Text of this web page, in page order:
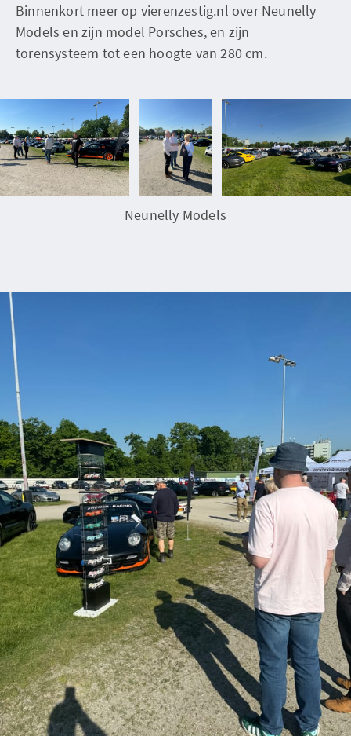
Binnenkort meer op vierenzestig.nl over Neunelly
Models en zijn model Porsches, en zijn
torensysteem tot een hoogte van 280 cm.
Neunelly Models